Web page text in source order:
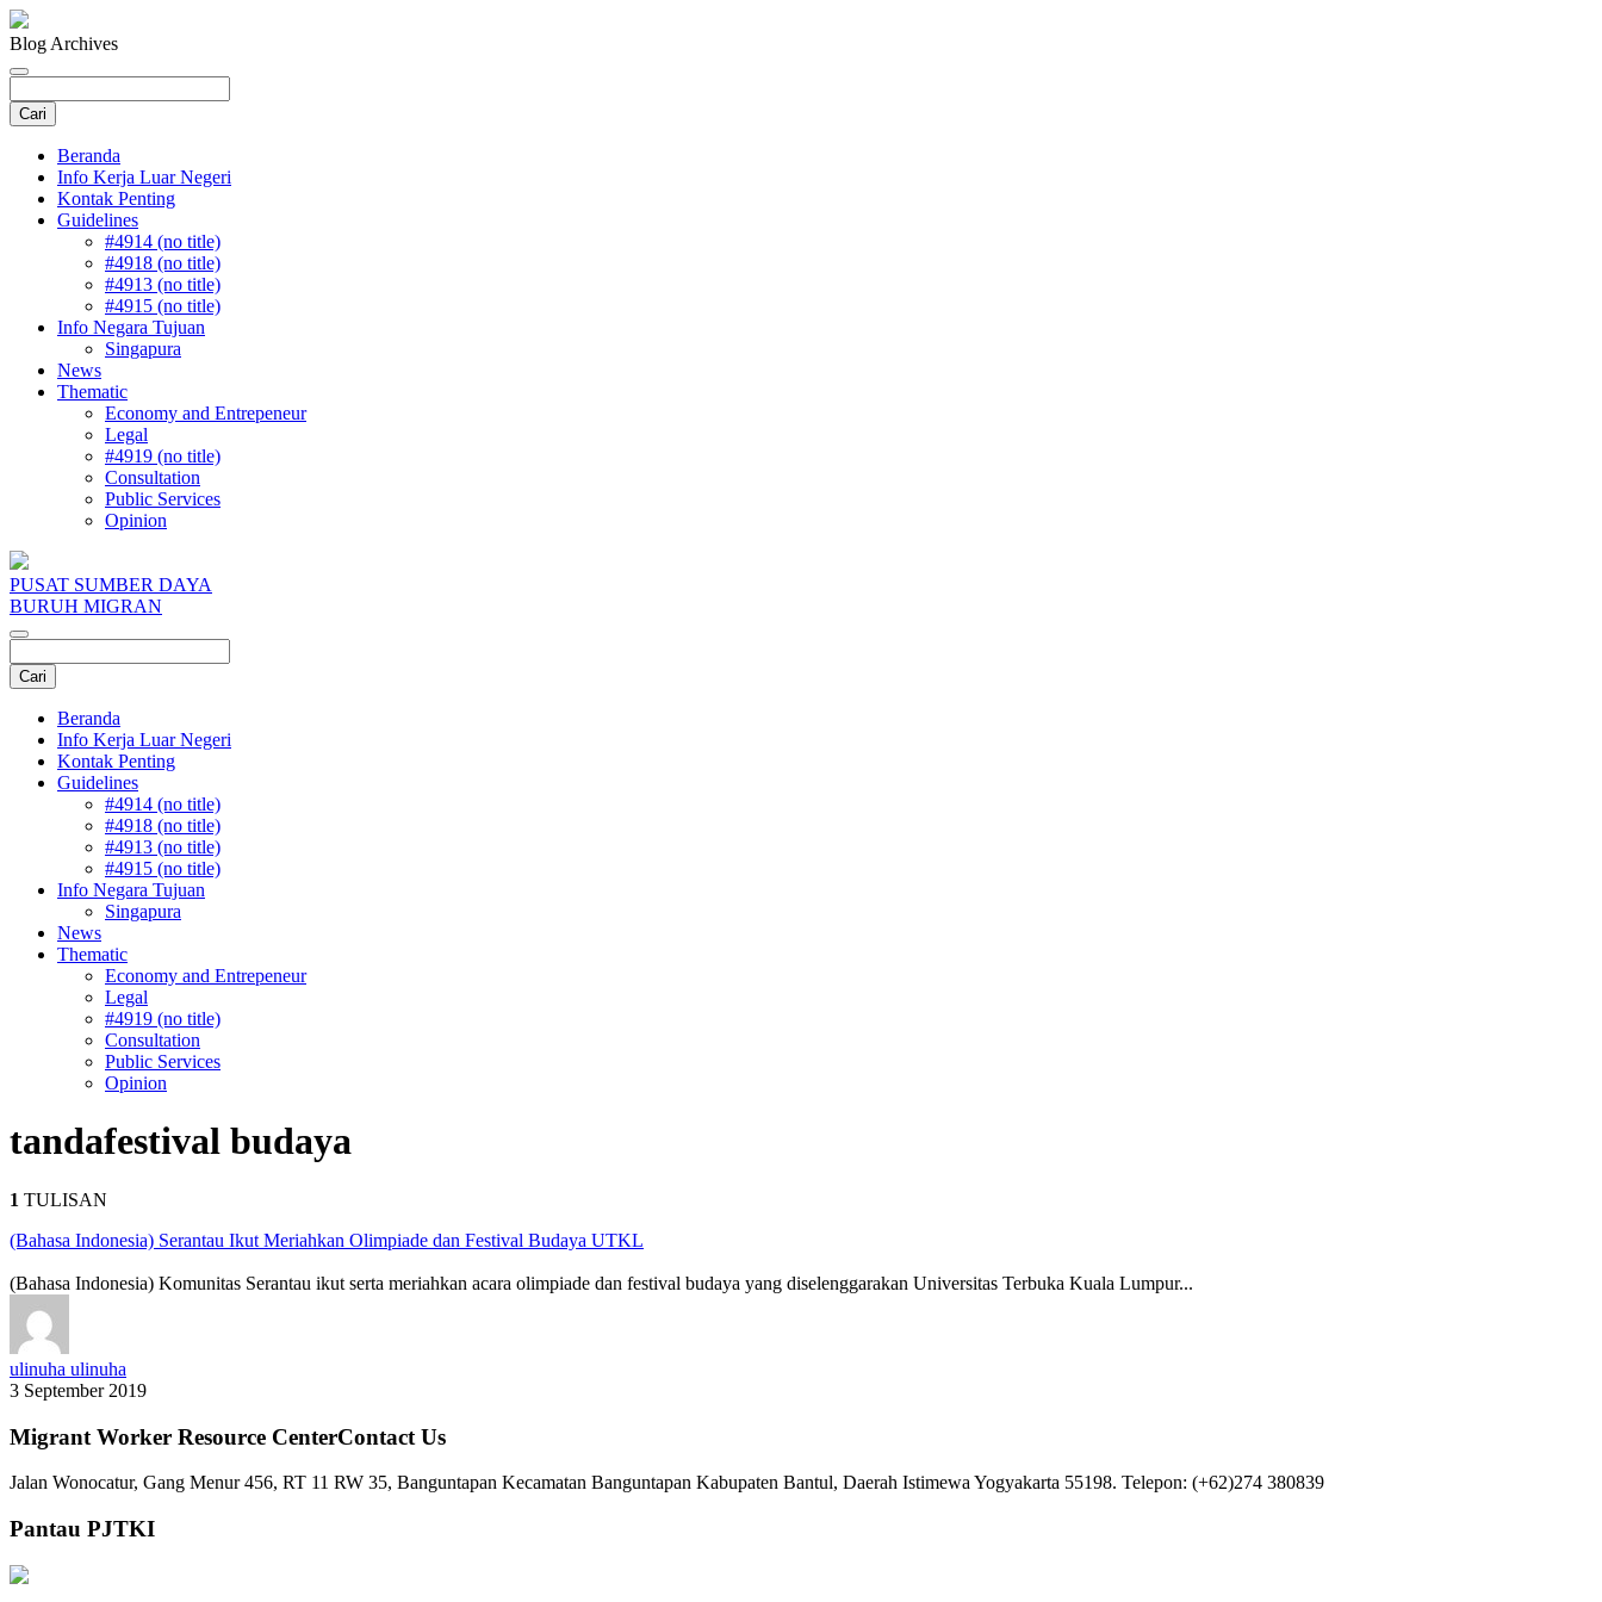
Blog Archives
Beranda
Info Kerja Luar Negeri
Kontak Penting
Guidelines
#4914 (no title)
#4918 (no title)
#4913 (no title)
#4915 (no title)
Info Negara Tujuan
Singapura
News
Thematic
Economy and Entrepeneur
Legal
#4919 (no title)
Consultation
Public Services
Opinion
PUSAT SUMBER DAYA
BURUH MIGRAN
Beranda
Info Kerja Luar Negeri
Kontak Penting
Guidelines
#4914 (no title)
#4918 (no title)
#4913 (no title)
#4915 (no title)
Info Negara Tujuan
Singapura
News
Thematic
Economy and Entrepeneur
Legal
#4919 (no title)
Consultation
Public Services
Opinion
tandafestival budaya
1 TULISAN
(Bahasa Indonesia) Serantau Ikut Meriahkan Olimpiade dan Festival Budaya UTKL
(Bahasa Indonesia) Komunitas Serantau ikut serta meriahkan acara olimpiade dan festival budaya yang diselenggarakan Universitas Terbuka Kuala Lumpur...
ulinuha ulinuha
3 September 2019
Migrant Worker Resource CenterContact Us
Jalan Wonocatur, Gang Menur 456, RT 11 RW 35, Banguntapan Kecamatan Banguntapan Kabupaten Bantul, Daerah Istimewa Yogyakarta 55198. Telepon: (+62)274 380839
Pantau PJTKI